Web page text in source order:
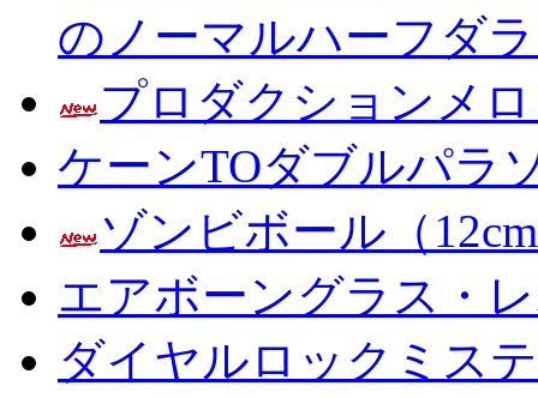
のノーマルハーフダ
プロダクションメ
ケーンTOダブルパラ
ゾンビボール（
エアボーングラス・
ダイヤルロックミス